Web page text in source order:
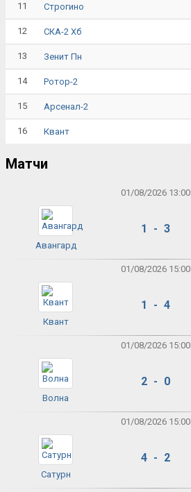
11 Строгино
12 СКА-2 Хб
13 Зенит Пн
14 Ротор-2
15 Арсенал-2
16 Квант
Матчи
01/08/2026 13:00
Авангард
1 - 3
01/08/2026 15:00
Квант
1 - 4
01/08/2026 15:00
Волна
2 - 0
01/08/2026 15:00
Сатурн
4 - 2